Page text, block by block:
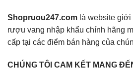
Shopruou247.com là website
rượu vang nhập khẩu chính hãng
cấp tại các điểm bán hàng của
CHÚNG TÔI CAM KẾT MANG